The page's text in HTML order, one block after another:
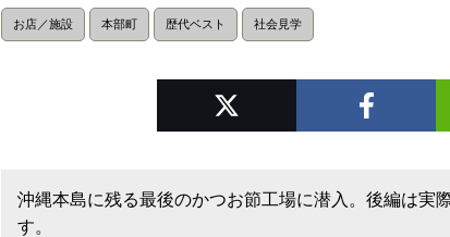
お店／施設 本部町 歴代ベスト 社会見学
沖縄本島に残る最後のかつお節工場に潜入。後編は実
す。